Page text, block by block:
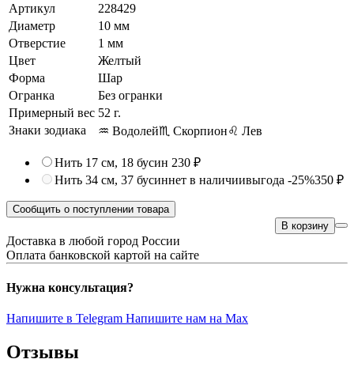
Артикул
228429
Диаметр
10 мм
Отверстие
1 мм
Цвет
Желтый
Форма
Шар
Огранка
Без огранки
Примерный вес 52 г.
Знаки зодиака
♒ Водолей♏ Скорпион♌ Лев
Нить 17 см, 18 бусин 230 ₽
Нить 34 см, 37 бусиннет в наличиивыгода -25%350 ₽
Сообщить о поступлении товара
В корзину
Доставка в любой город России
Оплата банковской картой на сайте
Нужна консультация?
Напишите в Telegram Напишите нам на Max
Отзывы